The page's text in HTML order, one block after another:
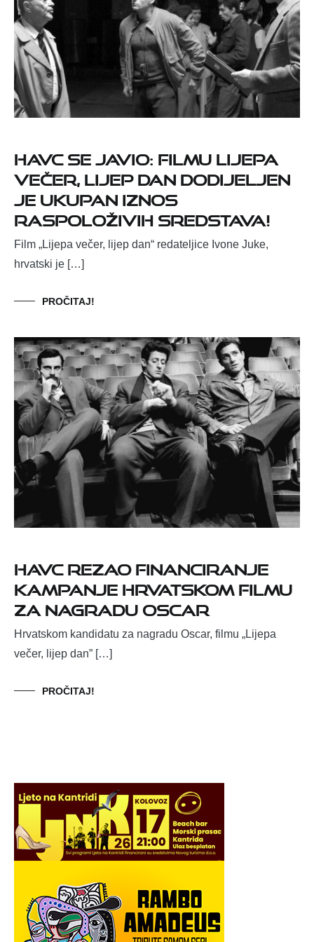
HAVC SE JAVIO: FILMU LIJEPA
VEČER, LIJEP DAN DODIJELJEN
JE UKUPAN IZNOS
RASPOLOŽIVIH SREDSTAVA!
Film „Lijepa večer, lijep dan“ redateljice Ivone Juke,
hrvatski je […]
PROČITAJ!
HAVC rezao financiranje
kampanje hrvatskom filmu
za nagradu Oscar
Hrvatskom kandidatu za nagradu Oscar, filmu „Lijepa
večer, lijep dan” […]
PROČITAJ!